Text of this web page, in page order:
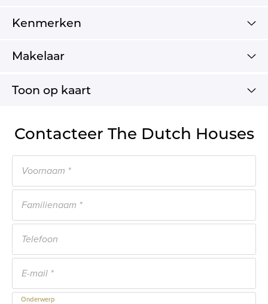
Kenmerken
Makelaar
Toon op kaart
Contacteer The Dutch Houses
Onderwerp